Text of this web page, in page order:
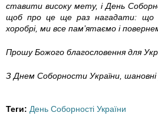
3
9
9
7
6
ставити високу мету, і День
щоб про це ще раз нагадати: що
хоробрі, ми все пам’ятаємо і
Прошу Божого благословення для
З Днем Соборности України, шановні
Теги: День Соборності України